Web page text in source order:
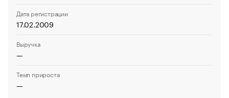
Дата регистрации
17.02.2009
Выручка
—
Темп прироста
—